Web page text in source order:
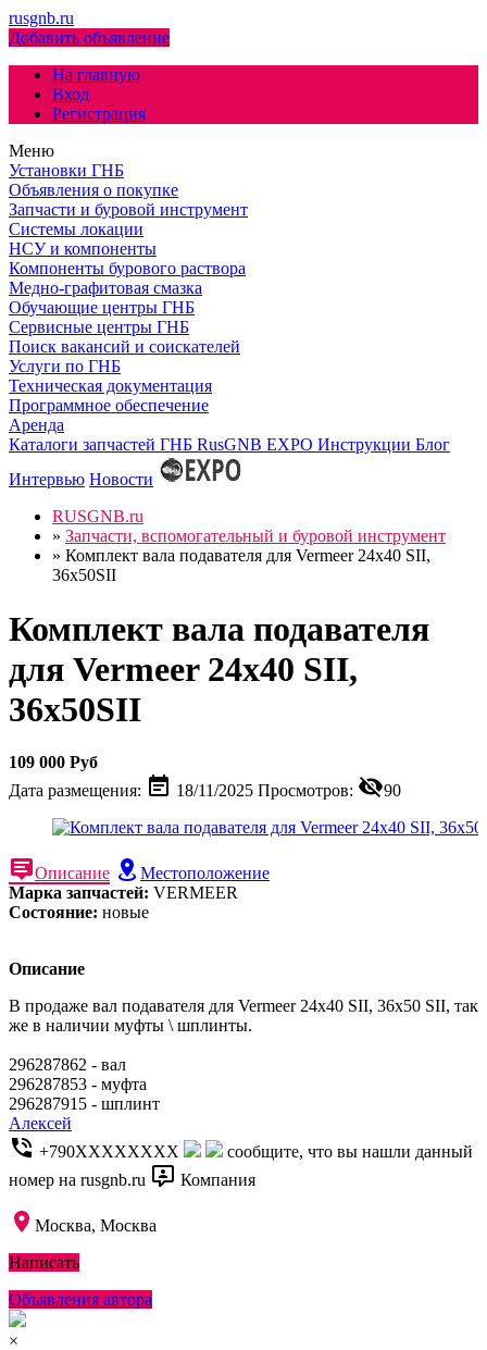
rusgnb.ru
Добавить объявление
На главную
Вход
Регистрация
Меню
Установки ГНБ
Объявления о покупке
Запчасти и буровой инструмент
Системы локации
НСУ и компоненты
Компоненты бурового раствора
Медно-графитовая смазка
Обучающие центры ГНБ
Сервисные центры ГНБ
Поиск вакансий и соискателей
Услуги по ГНБ
Техническая документация
Программное обеспечение
Аренда
Каталоги запчастей ГНБ RusGNB EXPO Инструкции Блог
Интервью Новости
RUSGNB.ru
» Запчасти, вспомогательный и буровой инструмент
» Комплект вала подавателя для Vermeer 24х40 SII,
36x50SII
Комплект вала подавателя
для Vermeer 24х40 SII,
36x50SII
109 000 Руб
Дата размещения:
18/11/2025 Просмотров: 90
Описание
Местоположение
Марка запчастей: VERMEER
Состояние: новые
Описание
В продаже вал подавателя для Vermeer 24х40 SII, 36x50 SII, так
же в наличии муфты \ шплинты.
296287862 - вал
296287853 - муфта
296287915 - шплинт
Алексей
+790XXXXXXXX
сообщите, что вы нашли данный
номер на rusgnb.ru
Компания
Москва, Москва
Написать
Объявления автора
×